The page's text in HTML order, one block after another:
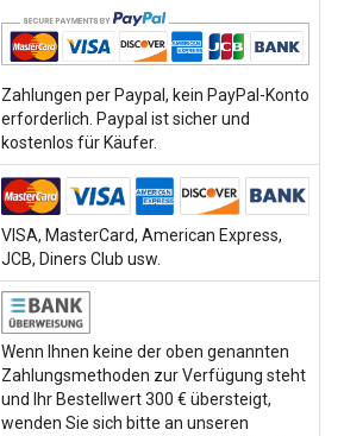
Zahlungen per Paypal, kein PayPal-Konto
erforderlich. Paypal ist sicher und
kostenlos für Käufer.
VISA, MasterCard, American Express,
JCB, Diners Club usw.
Wenn Ihnen keine der oben genannten
Zahlungsmethoden zur Verfügung steht
und Ihr Bestellwert 300 € übersteigt,
wenden Sie sich bitte an unseren